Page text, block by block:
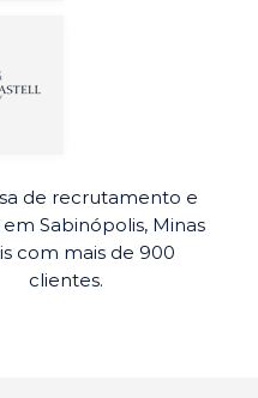
de recrutamento e
Sabinópolis, Minas
com mais de 900
clientes.